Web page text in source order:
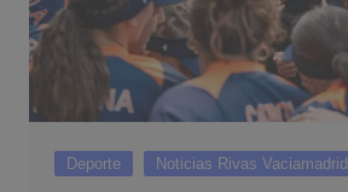
Deporte Noticias Rivas Vaciamadrid